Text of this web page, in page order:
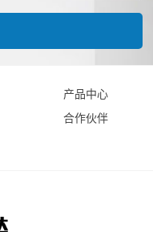
产品中心
合作伙伴